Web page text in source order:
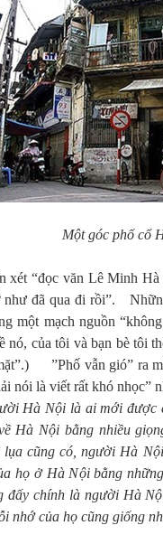
Một góc phố cổ
xét “đọc văn Lê Minh
như đã qua đi rồi”.
một mạch nguồn
nó, của tôi và bạn bè tôi
”Phố vẫn gió” ra
nói là viết rất khó nhọc”
Hà Nội là ai mới được
Hà Nội bằng nhiều
cũng có, người Hà
họ ở Hà Nội bằng
đấy chính là người Hà
nhớ của họ cũng giống